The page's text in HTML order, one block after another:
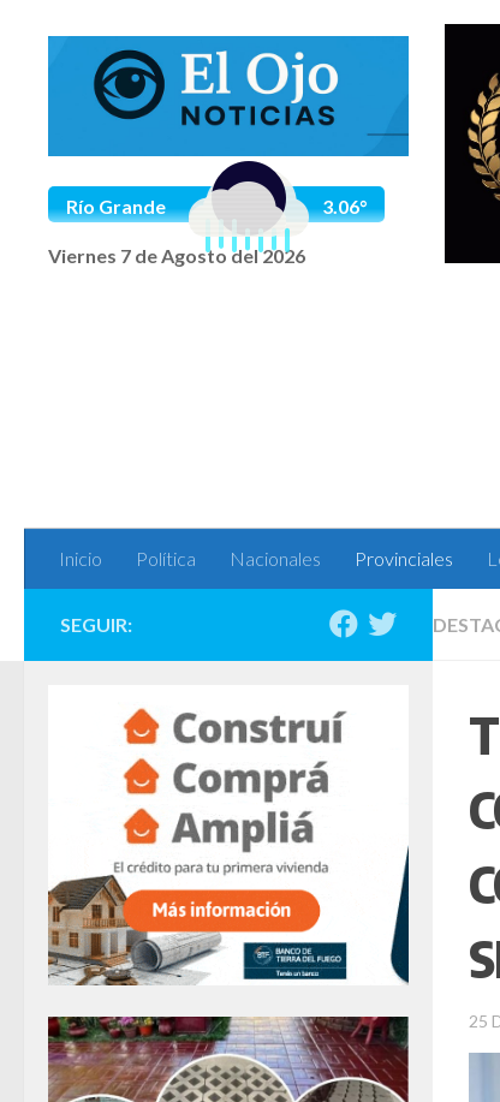
Saltar al contenido
Río Grande 3.06°
Viernes 7 de Agosto del 2026
Inicio Política Nacionales Provinciales
25
SEGUIR: